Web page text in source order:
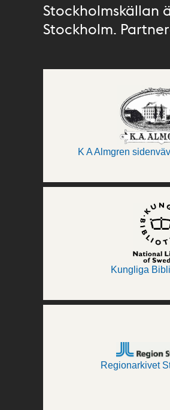
Stockholmskällan
Stockholm.
K A Almgren
Kungliga
Regionarkivet